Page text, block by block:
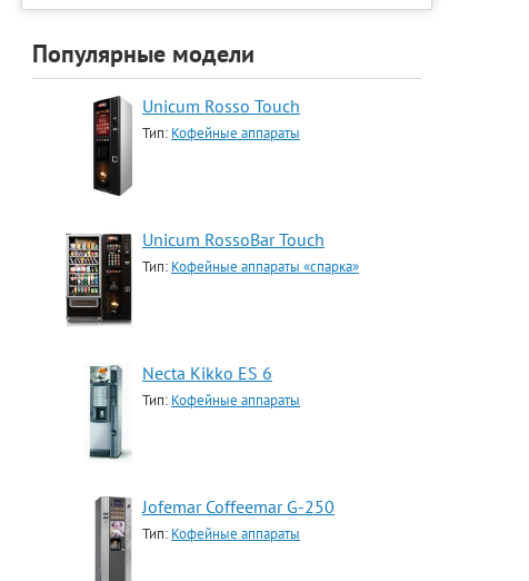
Популярные модели
Unicum Rosso Touch
Тип: Кофейные аппараты
Unicum RossoBar Touch
Тип: Кофейные аппараты «спарка»
Necta Kikko ES 6
Тип: Кофейные аппараты
Jofemar Coffeemar G-250
Тип: Кофейные аппараты